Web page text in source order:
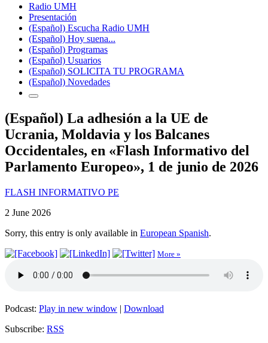
Radio UMH
Presentación
(Español) Escucha Radio UMH
(Español) Hoy suena...
(Español) Programas
(Español) Usuarios
(Español) SOLICITA TU PROGRAMA
(Español) Novedades
(Español) La adhesión a la UE de
Ucrania, Moldavia y los Balcanes
Occidentales, en «Flash Informativo del
Parlamento Europeo», 1 de junio de 2026
FLASH INFORMATIVO PE
2 June 2026
Sorry, this entry is only available in European Spanish.
More »
Podcast: Play in new window | Download
Subscribe: RSS